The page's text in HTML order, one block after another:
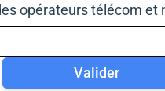
opérateurs télécom et
Valider